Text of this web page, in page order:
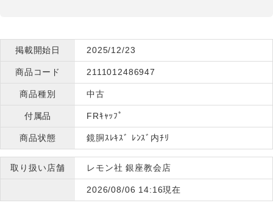
掲載開始日 2025/12/23
商品コード 2111012486947
商品種別 中古
付属品 FRｷｬｯﾌﾟ
商品状態 鏡胴ｽﾚｷｽﾞ ﾚﾝｽﾞ内ﾁﾘ
取り扱い店舗 レモン社 銀座教会店
2026/08/06 14:16現在